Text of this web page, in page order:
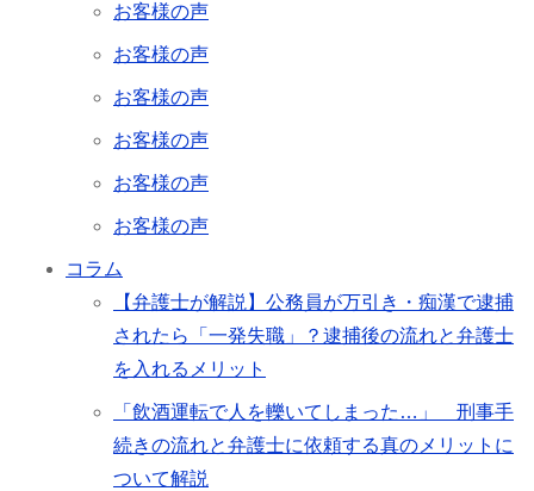
お客様の声
お客様の声
お客様の声
お客様の声
お客様の声
お客様の声
コラム
【弁護士が解説】公務員が万引き・痴漢で逮捕
されたら「一発失職」？逮捕後の流れと弁護士
を入れるメリット
「飲酒運転で人を轢いてしまった…」 刑事手
続きの流れと弁護士に依頼する真のメリットに
ついて解説